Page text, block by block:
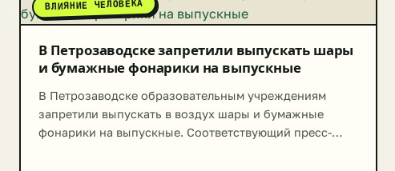
частности, предложили обязать продуктовые сети
выплачивать […]
ВЛИЯНИЕ ЧЕЛОВЕКА
В Петрозаводске запретили выпускать шары
и бумажные фонарики на выпускные
В Петрозаводске образовательным учреждениям
запретили выпускать в воздух шары и бумажные
фонарики на выпускные. Соответствующий пресс-